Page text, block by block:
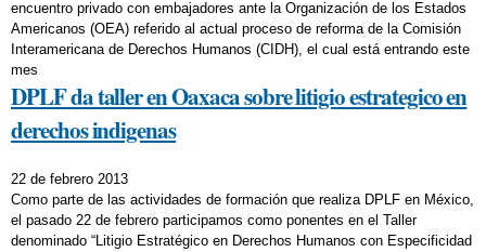
encuentro privado con embajadores ante la Organización de los Estados
Americanos (OEA) referido al actual proceso de reforma de la Comisión
Interamericana de Derechos Humanos (CIDH), el cual está entrando este
mes
DPLF da taller en Oaxaca sobre litigio estrategico en
derechos indigenas
22 de febrero 2013
Como parte de las actividades de formación que realiza DPLF en México,
el pasado 22 de febrero participamos como ponentes en el Taller
denominado “Litigio Estratégico en Derechos Humanos con Especificidad